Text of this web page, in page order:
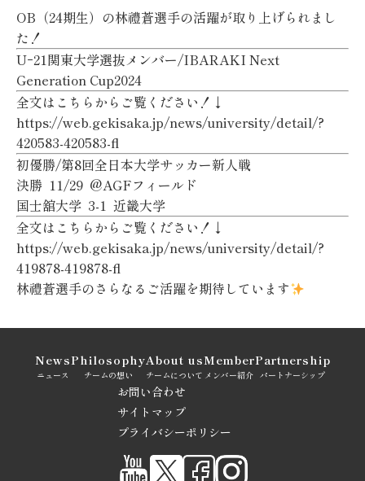
OB（24期生）の林禮蒼選手の活躍が取り上げられまし
た！
Uｰ21関東大学選抜メンバー/IBARAKI Next
Generation Cup2024
全文はこちらからご覧ください！↓
https://web.gekisaka.jp/news/university/detail/?
420583-420583-fl
初優勝/第8回全日本大学サッカー新人戦
決勝 11/29 @AGFフィールド
国士舘大学 3-1 近畿大学
全文はこちらからご覧ください！↓
https://web.gekisaka.jp/news/university/detail/?
419878-419878-fl
林禮蒼選手のさらなるご活躍を期待しています
ニュース
News
チームの想い
Philosophy
チームについて
About us
メンバー紹介
Member
パートナーシップ
Partnership
お問い合わせ
サイトマップ
プライバシーポリシー